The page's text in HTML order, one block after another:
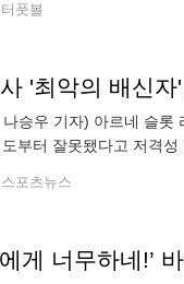
풋볼
승우 기자) 아르네 슬롯
부터 잘못됐다고 저격
포츠뉴스
게 너무하네!’